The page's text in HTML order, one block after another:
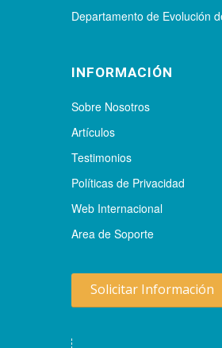
Departamento de Evolución
INFORMACIÓN
Sobre Nosotros
Artículos
Testimonios
Políticas de Privacidad
Web Internacional
Area de Soporte
Solicitar Información